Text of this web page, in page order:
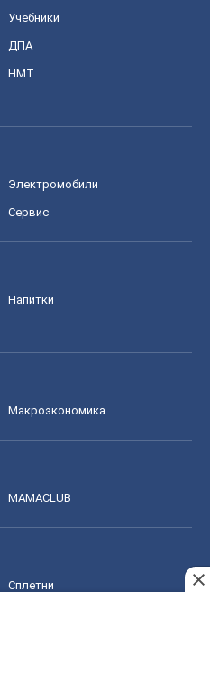
Учебники
ДПА
НМТ
Электромобили
Сервис
Напитки
Mакроэкономика
MAMACLUB
Сплетни